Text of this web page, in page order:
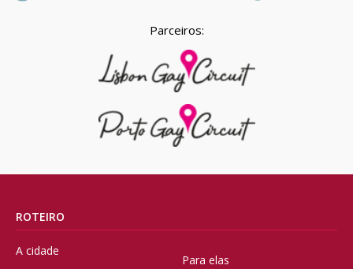
Parceiros:
ROTEIRO
A cidade
Para elas